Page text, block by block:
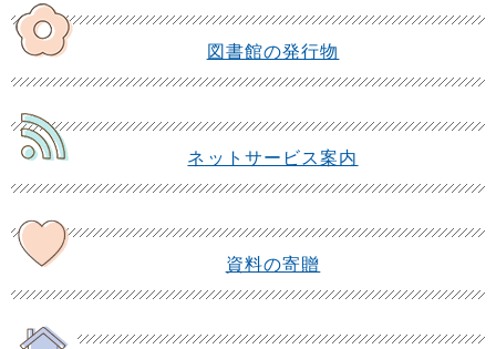
図書館の発行物
ネットサービス案内
資料の寄贈